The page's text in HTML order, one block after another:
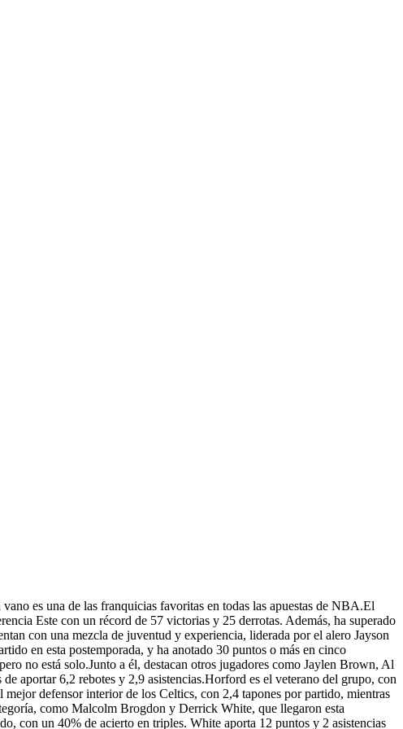
es una de las franquicias favoritas en todas las apuestas de NBA.El
Este con un récord de 57 victorias y 25 derrotas. Además, ha superado
con una mezcla de juventud y experiencia, liderada por el alero Jayson
en esta postemporada, y ha anotado 30 puntos o más en cinco
no está solo.Junto a él, destacan otros jugadores como Jaylen Brown, Al
aportar 6,2 rebotes y 2,9 asistencias.Horford es el veterano del grupo, con
defensor interior de los Celtics, con 2,4 tapones por partido, mientras
como Malcolm Brogdon y Derrick White, que llegaron esta
con un 40% de acierto en triples. White aporta 12 puntos y 2 asistencias